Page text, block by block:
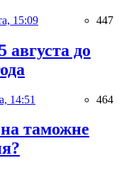
15:09 447
августа до
14:51 464
таможне